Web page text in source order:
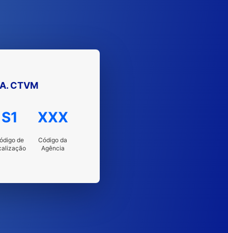
CTVM
S1
de
XXX
Código da
Agência